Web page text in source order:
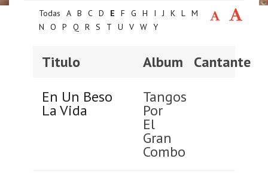
Todas A B C D E F G H I J K L M
N
O P Q R S T U V W Y
Titulo Album
Cantante
En Un Beso
La Vida
Tangos
Por
El
Gran
Combo